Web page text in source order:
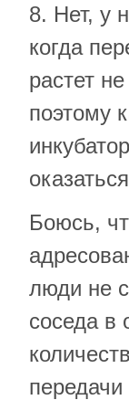
8. Нет, у
когда
растет
поэтому
Боюсь,
люди не
соседа в
передачи